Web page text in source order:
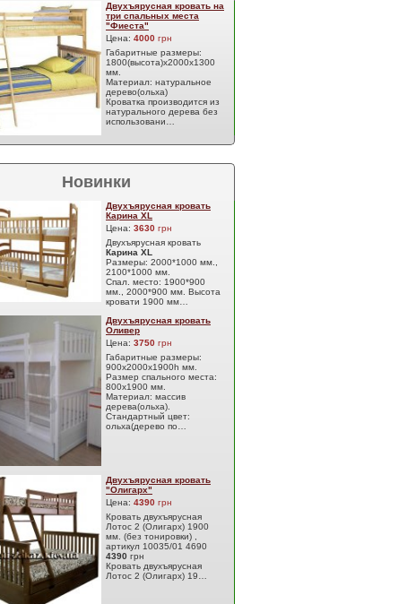
Двухъярусная кровать на
три спальных места
"Фиеста"
Цена: 4000 грн
Габаритные размеры:
1800(высота)х2000х1300
мм.
Материал: натуральное
дерево(ольха)
Кроватка производится из
натурального дерева без
использовани…
Новинки
Двухъярусная кровать
Карина XL
Цена: 3630 грн
Двухъярусная кровать
Карина XL
Размеры: 2000*1000 мм.,
2100*1000 мм.
Спал. место: 1900*900
мм., 2000*900 мм. Высота
кровати 1900 мм…
Двухъярусная кровать
Оливер
Цена: 3750 грн
Габаритные размеры:
900х2000х1900h мм.
Размер спального места:
800х1900 мм.
Материал: массив
дерева(ольха).
Стандартный цвет:
ольха(дерево по…
Двухъярусная кровать
"Олигарх"
Цена: 4390 грн
Кровать двухъярусная
Лотос 2 (Олигарх) 1900
мм. (без тонировки) ,
артикул 10035/01 4690
4390 грн
Кровать двухъярусная
Лотос 2 (Олигарх) 19…